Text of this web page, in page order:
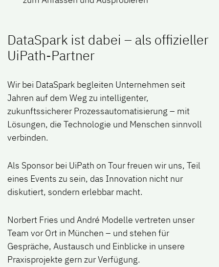
DataSpark ist dabei – als offizieller
UiPath-Partner
Wir bei DataSpark begleiten Unternehmen seit
Jahren auf dem Weg zu intelligenter,
zukunftssicherer Prozessautomatisierung – mit
Lösungen, die Technologie und Menschen sinnvoll
verbinden.
Als Sponsor bei UiPath on Tourfreuen wir uns, Teil
eines Events zu sein, das Innovation nicht nur
diskutiert, sondern erlebbar macht.
Norbert Fries und André Modelle vertreten unser
Team vor Ort in München – und stehen für
Gespräche, Austausch und Einblicke in unsere
Praxisprojekte gern zur Verfügung.